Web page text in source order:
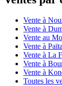
Vente à
Vente à
Vente au
Vente à Païta
Vente à La
Vente à
Vente à
Toutes les